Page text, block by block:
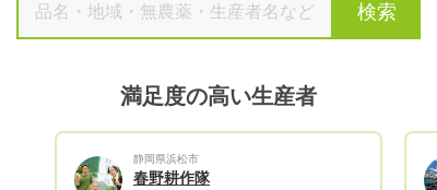
検索
満足度の高い生産者
静岡県浜松市
春野耕作隊